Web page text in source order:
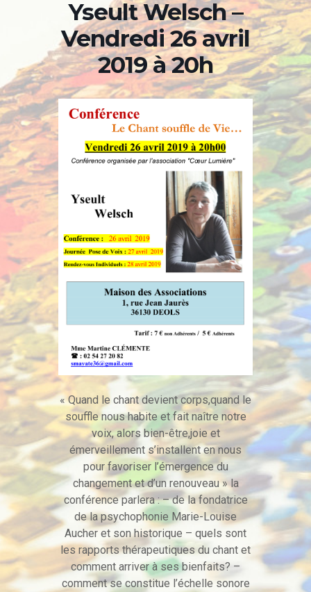
Yseult Welsch –
Vendredi 26 avril
2019 à 20h
« Quand le chant devient corps,quand le
souffle nous habite et fait naître notre
voix, alors bien-être,joie et
émerveillement s’installent en nous
pour favoriser l’émergence du
changement et d’un renouveau » la
conférence parlera : – de la fondatrice
de la psychophonie Marie-Louise
Aucher et son historique – quels sont
les rapports thérapeutiques du chant et
comment arriver à ses bienfaits? –
comment se constitue l’échelle sonore